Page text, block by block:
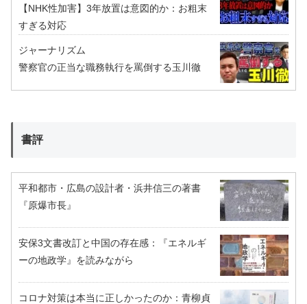
【NHK性加害】3年放置は意図的か：お粗末
すぎる対応
ジャーナリズム
警察官の正当な職務執行を罵倒する玉川徹
書評
平和都市・広島の設計者・浜井信三の著書
『原爆市長』
安保3文書改訂と中国の存在感：『エネルギ
ーの地政学』を読みながら
コロナ対策は本当に正しかったのか：青柳貞